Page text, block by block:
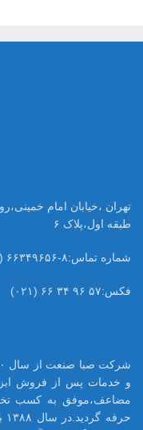
طبقه اول،پلاک ۶
شماره تماس:۸-۶۶۳۴۹۶۵۶ ( ۰۲۱)
فکس:۵۷ ۹۶ ۳۴ ۶۶ (۰۲۱)
و خدمات پس از فروش
مضاعف،موفق به کسب